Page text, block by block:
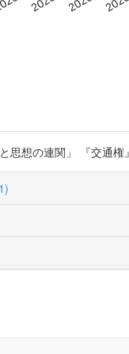
想の連関」 『交通